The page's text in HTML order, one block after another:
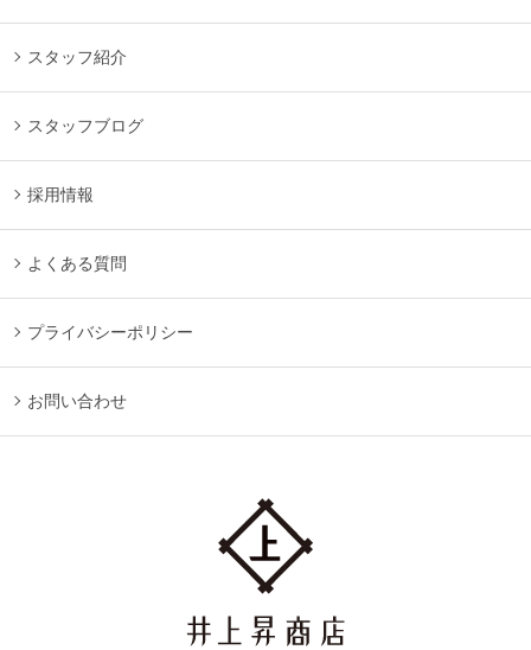
スタッフ紹介
スタッフブログ
採用情報
よくある質問
プライバシーポリシー
お問い合わせ